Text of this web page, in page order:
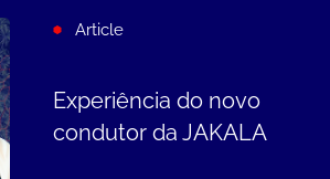
Article
Experiência do novo
condutor da JAKALA